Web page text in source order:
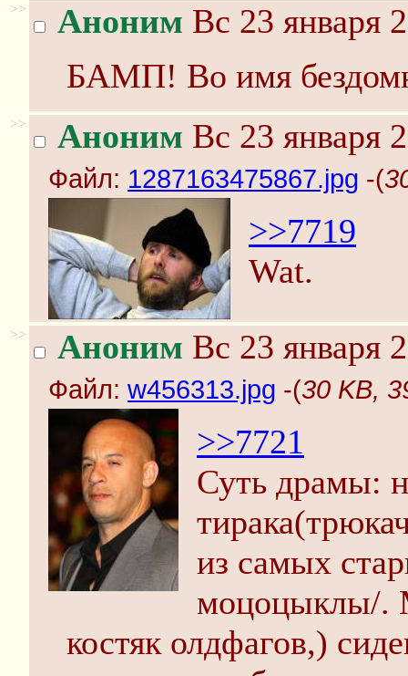
>> Аноним Вс 23 января
БАМП! Во имя
>> Аноним Вс 23 января
Файл: 1287163475867.jpg -(
>>7719
Wat.
>> Аноним Вс 23 января
Файл: w456313.jpg -(30 KB,
>>7721
Суть драмы:
из самых
моцоцыклы/.
костяк олдфагов,)